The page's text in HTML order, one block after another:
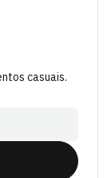
casuais.